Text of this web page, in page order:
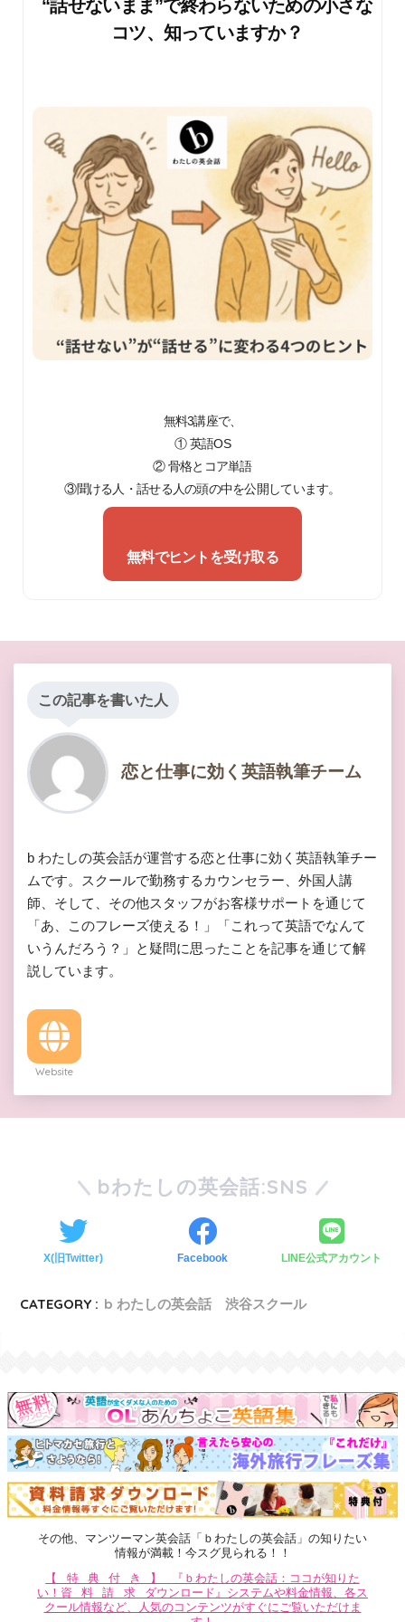
“話せないまま”で終わらないための小さな
コツ、知っていますか？
無料3講座で、
① 英語OS
② 骨格とコア単語
③聞ける人・話せる人の頭の中を公開しています。
無料でヒントを受け取る
この記事を書いた人
恋と仕事に効く英語執筆チーム
b わたしの英会話が運営する恋と仕事に効く英語執筆チー
ムです。スクールで勤務するカウンセラー、外国人講
師、そして、その他スタッフがお客様サポートを通じて
「あ、このフレーズ使える！」「これって英語でなんて
いうんだろう？」と疑問に思ったことを記事を通じて解
説しています。
Website
bわたしの英会話:SNS
X(旧Twitter) Facebook LINE公式アカウント
CATEGORY : b わたしの英会話 渋谷スクール
その他、マンツーマン英会話「ｂわたしの英会話」の知りたい
情報が満載！今スグ見られる！！
【特典付き】
『ｂわたしの英会話：ココが知りた
い！ 資料請求 ダウンロード』システムや料金情報、各ス
クール情報など、人気のコンテンツがすぐにご覧いただけま